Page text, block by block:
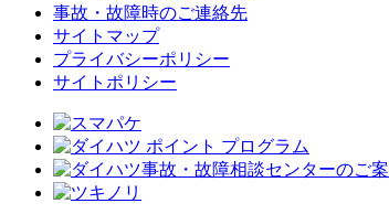
事故・故障時のご連絡先
サイトマップ
プライバシーポリシー
サイトポリシー